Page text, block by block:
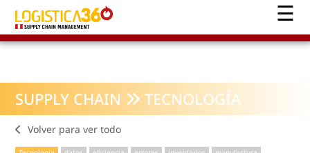
SUPPLY CHAIN TECNOLOGÍA
Volver para ver todo